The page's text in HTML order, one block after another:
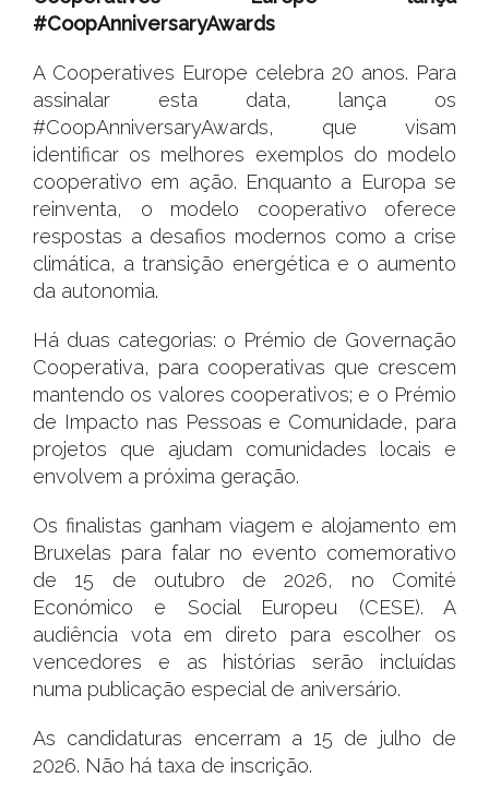
#CoopAnniversaryAwards
A Cooperatives Europe celebra 20 anos. Para
assinalar esta data, lança os
#CoopAnniversaryAwards, que visam
identificar os melhores exemplos do modelo
cooperativo em ação. Enquanto a Europa se
reinventa, o modelo cooperativo oferece
respostas a desafios modernos como a crise
climática, a transição energética e o aumento
da autonomia.
Há duas categorias: o Prémio de Governação
Cooperativa, para cooperativas que crescem
mantendo os valores cooperativos; e o Prémio
de Impacto nas Pessoas e Comunidade, para
projetos que ajudam comunidades locais e
envolvem a próxima geração.
Os finalistas ganham viagem e alojamento em
Bruxelas para falar no evento comemorativo
de 15 de outubro de 2026, no Comité
Económico e Social Europeu (CESE). A
audiência vota em direto para escolher os
vencedores e as histórias serão incluídas
numa publicação especial de aniversário.
As candidaturas encerram a 15 de julho de
2026. Não há taxa de inscrição.